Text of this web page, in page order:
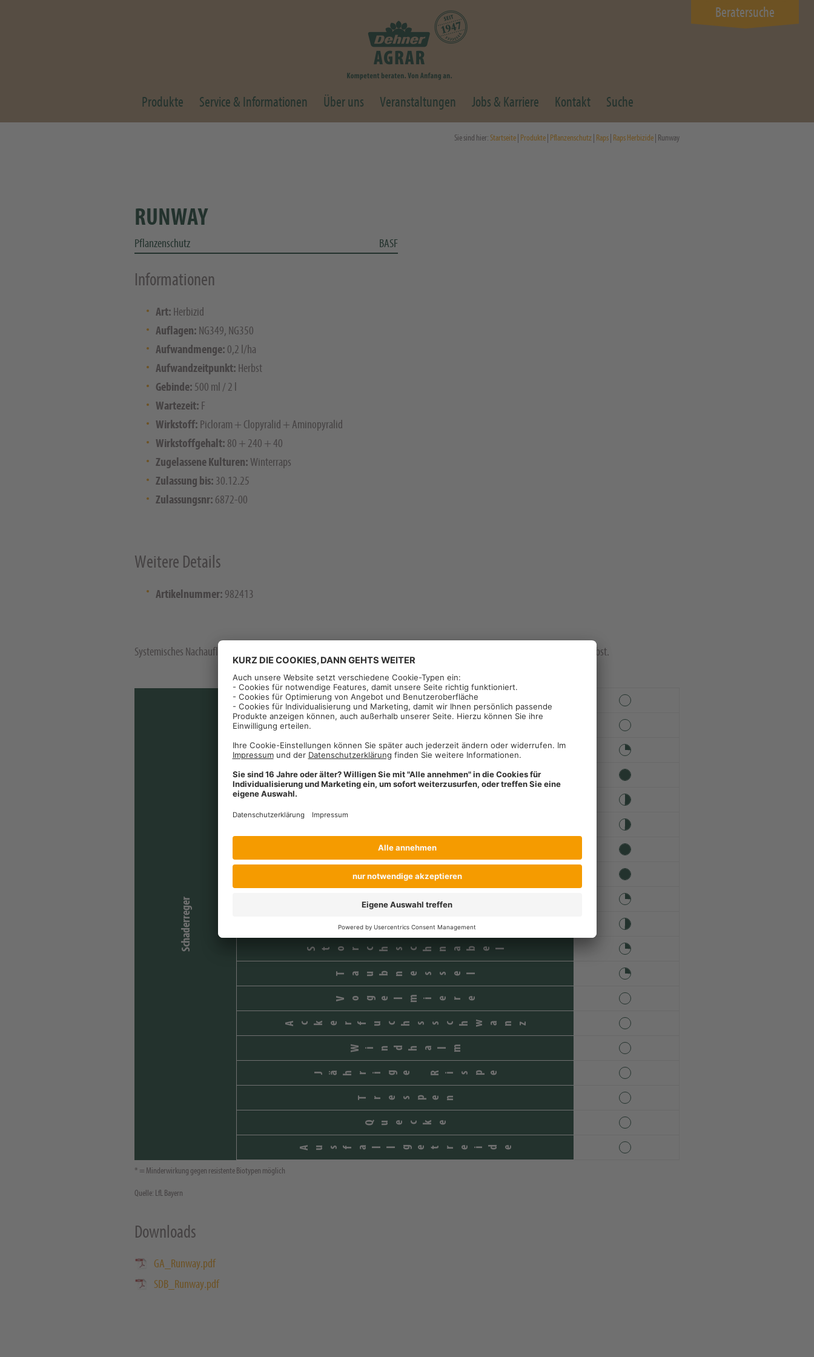
Produkte Service & Informationen Über uns Veranstaltungen Jobs & Karriere Kontakt Suche
Beratersuche
Sie sind hier:Startseite Produkte Pflanzenschutz Raps Raps Herbizide | Runway
RUNWAY
Pflanzenschutz BASF
Informationen
Art: Herbizid
Auflagen: NG349, NG350
Aufwandmenge: 0,2 l/ha
Aufwandzeitpunkt: Herbst
Gebinde: 500 ml / 2 l
Wartezeit: F
Wirkstoff: Picloram + Clopyralid + Aminopyralid
Wirkstoffgehalt: 80 + 240 + 40
Zugelassene Kulturen: Winterraps
Zulassung bis: 30.12.25
Zulassungsnr: 6872-00
Weitere Details
Artikelnummer: 982413
Systemisches Nachauflaufherbizid zur Bekämpfung von Kamille-Arten, Klatschmohn und Kornblume in Winterraps im NA Herbst.
Schaderreger
Ausfallgetreide
Quecke
Trespen
Jährige Rispe
Windhalm
Ackerfuchsschwanz
Vogelmiere
Taubnessel
Storchschnabel
Stiefmütterchen
Rauke-Arten
Klatschmohn
Kornblume
Klettenlabkraut
Kamille
Hirtentäschel
Ehrenpreis
Ackerhellerkraut
* = Minderwirkung gegen resistente Biotypen möglich
Quelle: LfL Bayern
Downloads
GA_Runway.pdf
SDB_Runway.pdf